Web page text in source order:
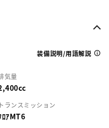
装備説明/用語解説
気量
トランスミッション
ﾛｱMT6